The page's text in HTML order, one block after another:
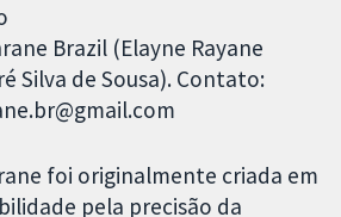
Brazil (Elayne Rayane
Silva de Sousa). Contato:
foi originalmente criada em
pela precisão da